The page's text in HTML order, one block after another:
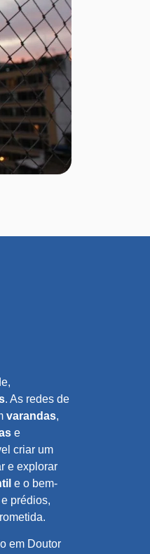
. As redes de
varandas,
e
criar um
e explorar
e o bem-
prédios,
em Doutor